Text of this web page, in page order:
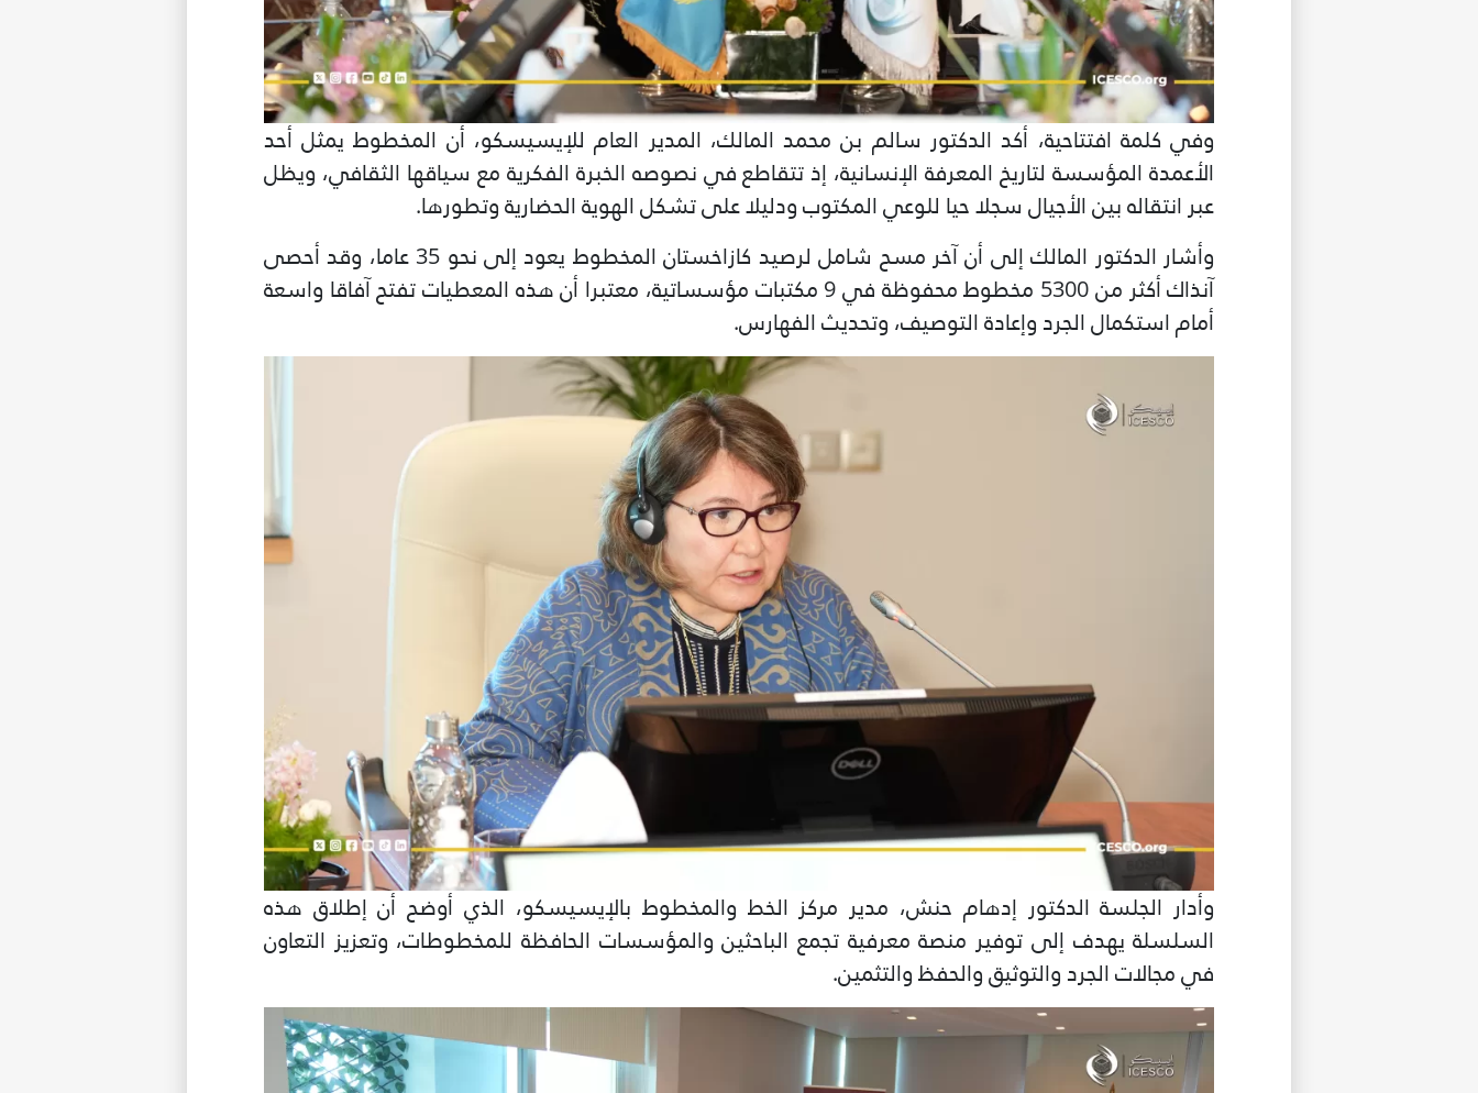
وفي كلمة افتتاحية، أكد الدكتور سالم بن محمد المالك، المدير العام للإيسيسكو، أن المخطوط يمثل أحد
الأعمدة المؤسسة لتاريخ المعرفة الإنسانية، إذ تتقاطع في نصوصه الخبرة الفكرية مع سياقها الثقافي، ويظل
عبر انتقاله بين الأجيال سجلا حيا للوعي المكتوب ودليلا على تشكل الهوية الحضارية وتطورها.
وأشار الدكتور المالك إلى أن آخر مسح شامل لرصيد كازاخستان المخطوط يعود إلى نحو 35 عاما، وقد أحصى
آنذاك أكثر من 5300 مخطوط محفوظة في 9 مكتبات مؤسساتية، معتبرا أن هذه المعطيات تفتح آفاقا واسعة
أمام استكمال الجرد وإعادة التوصيف، وتحديث الفهارس.
وأدار الجلسة الدكتور إدهام حنش، مدير مركز الخط والمخطوط بالإيسيسكو، الذي أوضح أن إطلاق هذه
السلسلة يهدف إلى توفير منصة معرفية تجمع الباحثين والمؤسسات الحافظة للمخطوطات، وتعزيز التعاون
في مجالات الجرد والتوثيق والحفظ والتثمين.